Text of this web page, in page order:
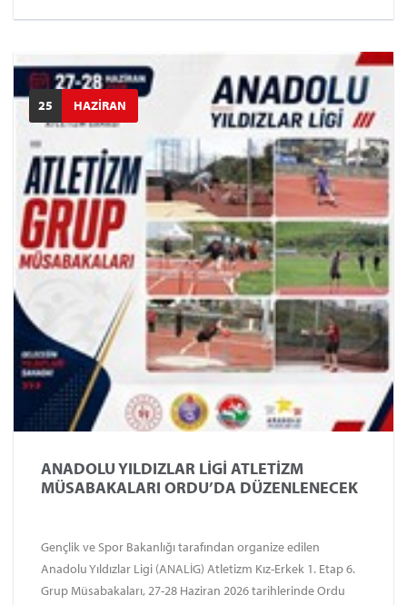
25 HAZİRAN
ANADOLU YILDIZLAR LİGİ ATLETİZM
MÜSABAKALARI ORDU’DA DÜZENLENECEK
Gençlik ve Spor Bakanlığı tarafından organize edilen
Anadolu Yıldızlar Ligi (ANALİG) Atletizm Kız-Erkek 1. Etap 6.
Grup Müsabakaları, 27-28 Haziran 2026 tarihlerinde Ordu